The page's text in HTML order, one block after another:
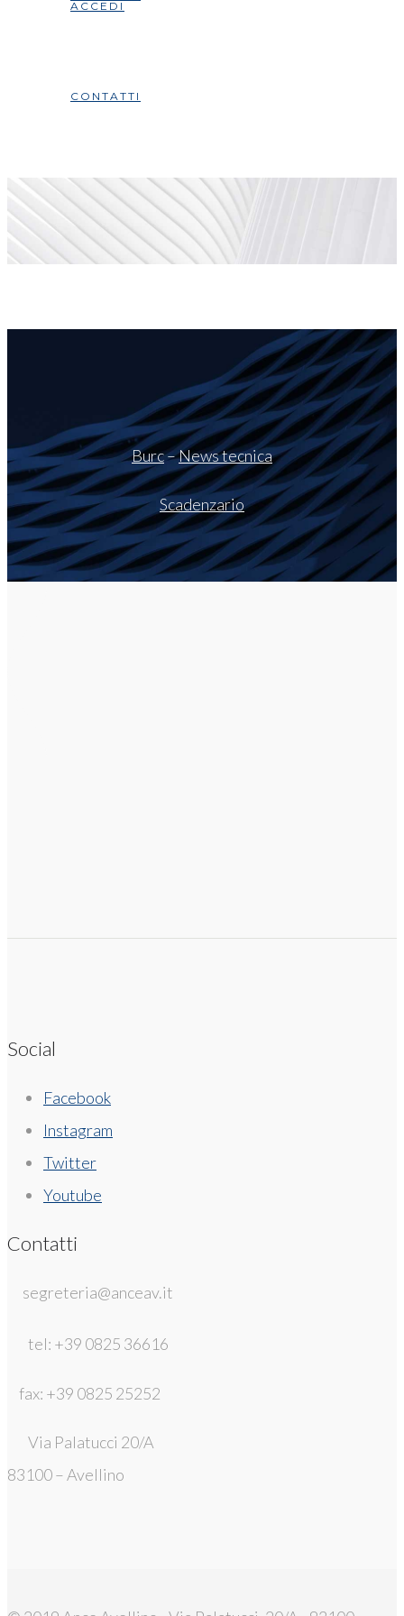
ACCEDI
CONTATTI
Burc–News tecnica
Scadenzario
Social
Facebook
Instagram
Twitter
Youtube
Contatti
segreteria@anceav.it
tel: +39 0825 36616
fax: +39 0825 25252
Via Palatucci 20/A
83100 – Avellino